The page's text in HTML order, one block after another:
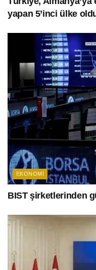
yapan 5’inci ülke
EKONOMI
BIST şirketlerinden